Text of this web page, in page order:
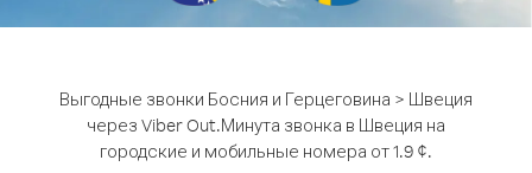
Выгодные звонки Босния и Герцеговина > Швеция
через Viber Out.Минута звонка в Швеция на
городские и мобильные номера от 1.9 ¢.